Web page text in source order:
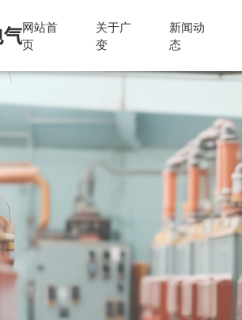
网站首
页
关于广
变
新闻动
态